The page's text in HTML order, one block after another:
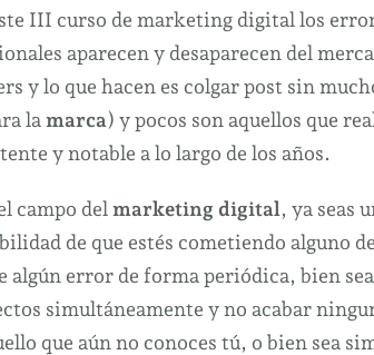
III curso de marketing digital los
aparecen y desaparecen del
y lo que hacen es colgar post sin
la marca) y pocos son aquellos que
y notable a lo largo de los años.
campo del marketing digital, ya seas
de que estés cometiendo alguno
algún error de forma periódica, bien
simultáneamente y no acabar
que aún no conoces tú, o bien sea